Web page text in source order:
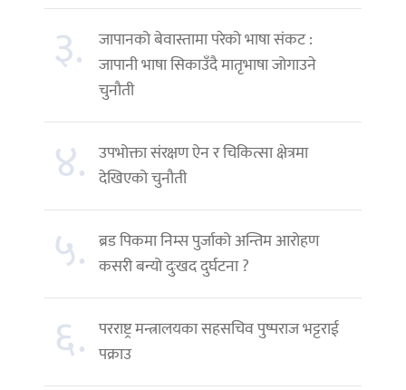
३.
जापानको बेवास्तामा परेको भाषा संकट :
जापानी भाषा सिकाउँदै मातृभाषा जोगाउने
चुनौती
४. उपभोक्ता संरक्षण ऐन र चिकित्सा क्षेत्रमा
देखिएको चुनौती
५. ब्रड पिकमा निम्स पुर्जाको अन्तिम आरोहण
कसरी बन्यो दुःखद दुर्घटना ?
६. परराष्ट्र मन्त्रालयका सहसचिव पुष्पराज भट्टराई
पक्राउ